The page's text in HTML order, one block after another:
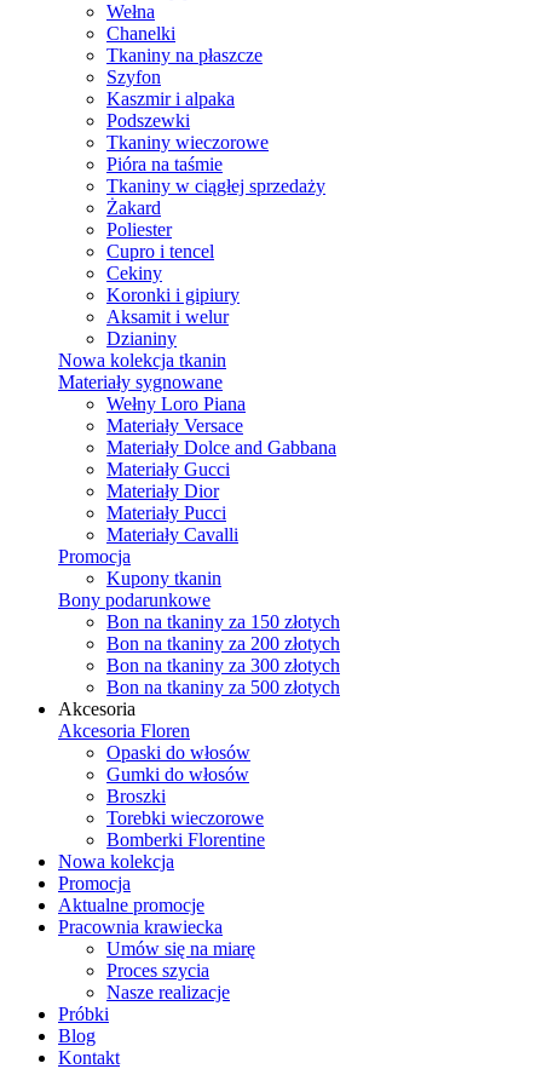
Wełna
Chanelki
Tkaniny na płaszcze
Szyfon
Kaszmir i alpaka
Podszewki
Tkaniny wieczorowe
Pióra na taśmie
Tkaniny w ciągłej sprzedaży
Żakard
Poliester
Cupro i tencel
Cekiny
Koronki i gipiury
Aksamit i welur
Dzianiny
Nowa kolekcja tkanin
Materiały sygnowane
Wełny Loro Piana
Materiały Versace
Materiały Dolce and Gabbana
Materiały Gucci
Materiały Dior
Materiały Pucci
Materiały Cavalli
Promocja
Kupony tkanin
Bony podarunkowe
Bon na tkaniny za 150 złotych
Bon na tkaniny za 200 złotych
Bon na tkaniny za 300 złotych
Bon na tkaniny za 500 złotych
Akcesoria
Akcesoria Floren
Opaski do włosów
Gumki do włosów
Broszki
Torebki wieczorowe
Bomberki Florentine
Nowa kolekcja
Promocja
Aktualne promocje
Pracownia krawiecka
Umów się na miarę
Proces szycia
Nasze realizacje
Próbki
Blog
Kontakt